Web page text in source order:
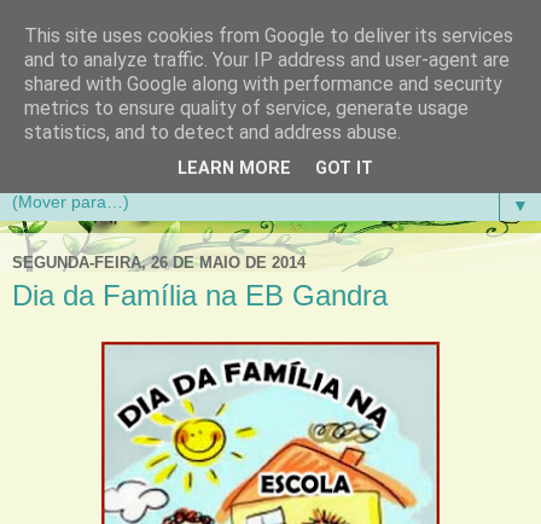
Aventuras de Palmo e Meio
Blogue da Escola Básica do 1.º Ciclo da Gandra em
▼
SEGUNDA-FEIRA, 26 DE MAIO DE 2014
Dia da Família na EB Gandra
This site uses cookies from Google to deliver its services
and to analyze traffic. Your IP address and user-agent are
shared with Google along with performance and security
metrics to ensure quality of service, generate usage
statistics, and to detect and address abuse.
LEARN MORE GOT IT